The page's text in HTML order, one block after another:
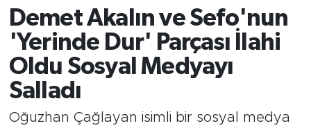
Demet Akalın ve Sefo'nun
'Yerinde Dur' Parçası İlahi
Oldu Sosyal Medyayı
Salladı
Oğuzhan Çağlayan isimli bir sosyal medya
SAĞLIK
TEKNOLOJİ
OTOMOBİL
Tüm Manşetler
Son Dakika Haberleri
Haber Arşivi